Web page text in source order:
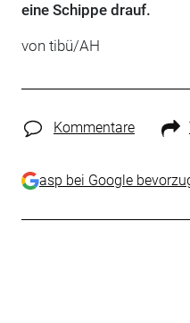
eine Schippe drauf.
von tibü/AH
Kommentare
asp bei Google